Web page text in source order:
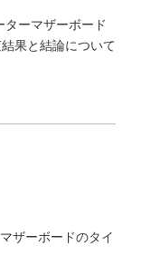
ーマザーボード
果と結論について
ザーボードのタイ